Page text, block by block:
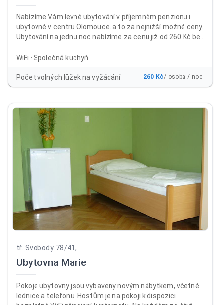
Nabízíme Vám levné ubytování v příjemném penzionu i
ubytovně v centru Olomouce, a to za nejnižší možné ceny.
Ubytování na jednu noc nabízíme za cenu již od 260 Kč bez
a WiFi ZDARMA. Ubytovnu i penzion najdete téměř v centru
města Olomouc, a to na výborně dostupném místě v areálu
bývalých kasáren Prokopa Holého, naproti prodejně
Baumax Olomouc. Nabízíme klidné ubytování ve 2-
WiFi · Společná kuchyň
Počet volných lůžek na vyžádání 260 Kč/ osoba / noc
tř. Svobody 78/41,
Ubytovna Marie
Pokoje ubytovny jsou vybaveny novým nábytkem, včetně
lednice a telefonu. Hostům je na pokoji k dispozici